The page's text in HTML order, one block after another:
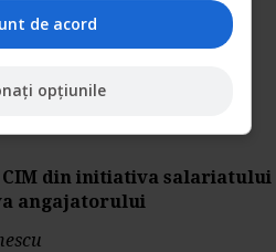
CIM din initiativa salariatului
angajatorului
de acord
opțiunile